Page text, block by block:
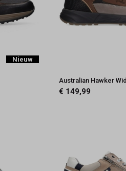
Nieuw
Australian Hawker
€ 149,99